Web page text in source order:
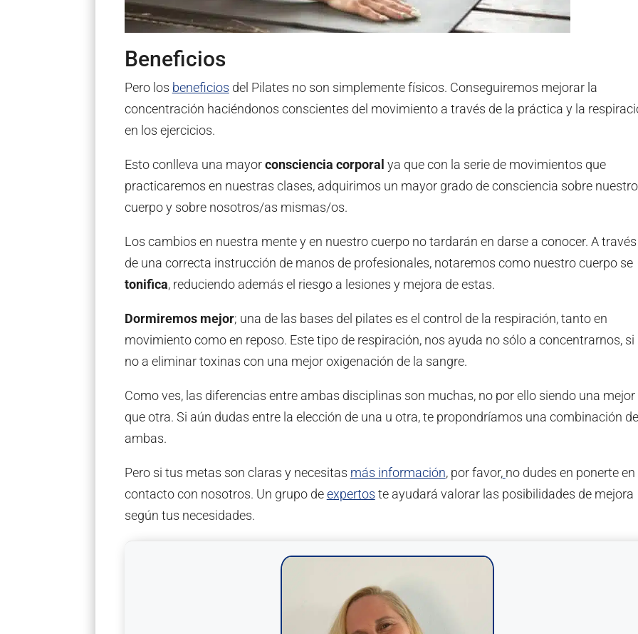
Beneficios
Pero los beneficios del Pilates no son simplemente físicos. Conseguiremos mejorar la
concentración haciéndonos conscientes del movimiento a través de la práctica y la
en los ejercicios.
Esto conlleva una mayorconsciencia corporal ya que con la serie de movimientos que
practicaremos en nuestras clases, adquirimos un mayor grado de consciencia sobre nuestro
cuerpo y sobre nosotros/as mismas/os.
Los cambios en nuestra mente y en nuestro cuerpo no tardarán en darse a conocer. A través
de una correcta instrucción de manos de profesionales, notaremos como nuestro cuerpo se
tonifica, reduciendo además el riesgo a lesiones y mejora de estas.
Dormiremos mejor; una de las bases del pilates es el control de la respiración, tanto en
movimiento como en reposo. Este tipo de respiración, nos ayuda no sólo a concentrarnos, si
no a eliminar toxinas con una mejor oxigenación de la sangre.
Como ves, las diferencias entre ambas disciplinas son muchas, no por ello siendo una mejor
que otra. Si aún dudas entre la elección de una u otra, te propondríamos una combinación de
ambas.
Pero si tus metas son claras y necesitas más información, por favor, no dudes en ponerte en
contacto con nosotros. Un grupo deexpertos te ayudará valorar las posibilidades de mejora
según tus necesidades.